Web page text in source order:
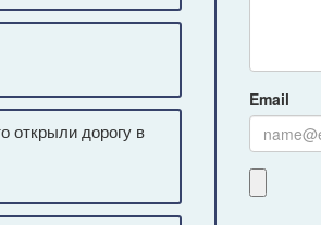
открыли дорогу в
Email